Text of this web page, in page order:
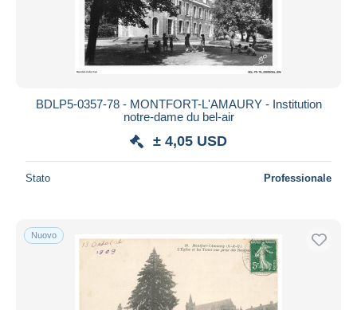
BDLP5-0357-78 - MONTFORT-L'AMAURY - Institution
notre-dame du bel-air
± 4,05 USD
Stato Professionale
Nuovo